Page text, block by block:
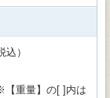
込）
【重量】の[ ]内は